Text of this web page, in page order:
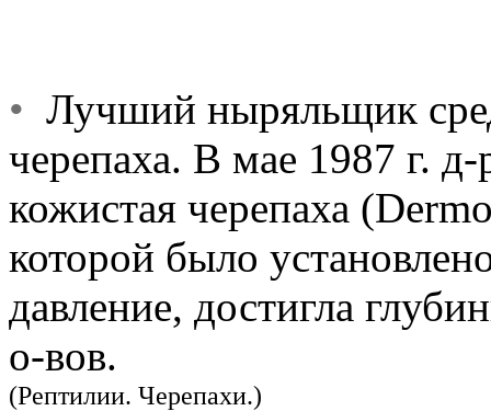
• Лучший ныряльщик
черепаха. В мае 1987 г.
кожистая черепаха
которой было
давление, достигла
о-вов.
(Рептилии. Черепахи.)